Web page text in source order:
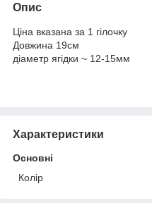
Опис
Ціна вказана за 1 гілочку
Довжина 19см
діаметр ягідки ~ 12-15мм
Характеристики
Основні
Колір